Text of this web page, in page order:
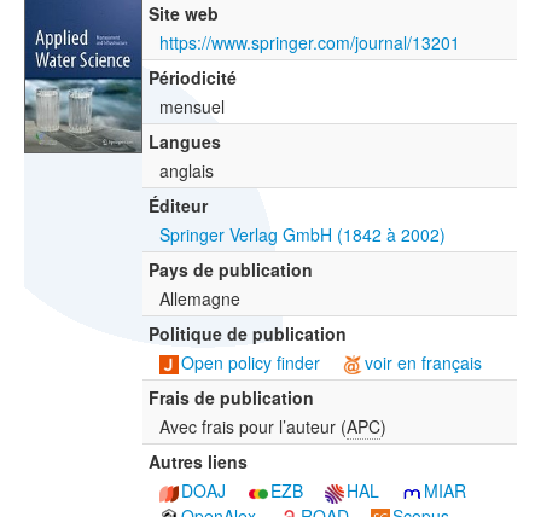
Site web
https://www.springer.com/journal/13201
Périodicité
mensuel
Langues
anglais
Éditeur
Springer Verlag GmbH (1842 à 2002)
Pays de publication
Allemagne
Politique de publication
Open policy finder
voir en français
Frais de publication
Avec frais pour l’auteur (APC)
Autres liens
DOAJ
EZB HAL
MIAR